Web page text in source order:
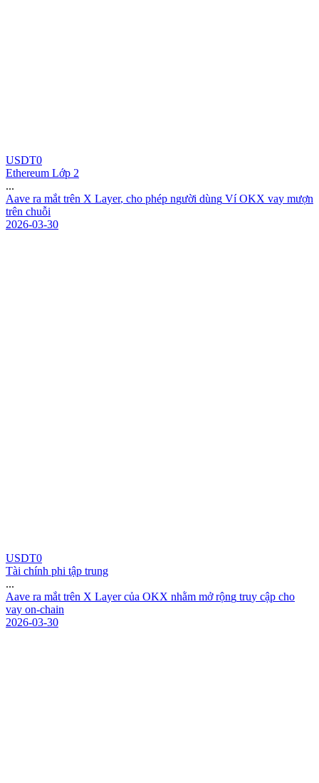
USDT0
Ethereum Lớp 2
...
Aave ra mắt trên X Layer, cho phép người dùng Ví OKX vay mượn
trên chuỗi
2026-03-30
USDT0
Tài chính phi tập trung
...
Aave ra mắt trên X Layer của OKX nhằm mở rộng truy cập cho
vay on-chain
2026-03-30